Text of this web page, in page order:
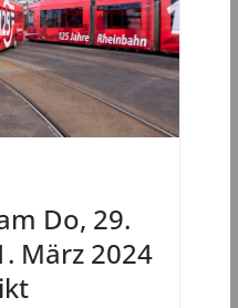
Do, 29.
März 2024